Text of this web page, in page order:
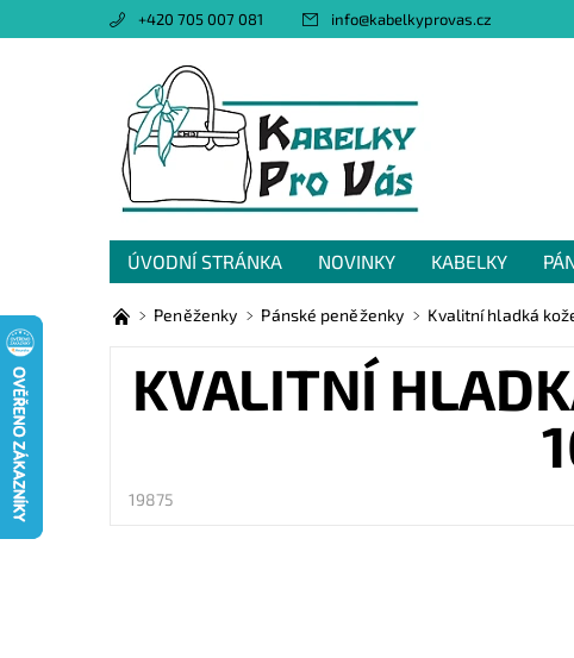
+420 705 007 081 info@kabelkyprovas.cz
ÚVODNÍ STRÁNKA NOVINKY KABELKY
OBCHODNÍ PODMÍNKY
GDPR NAPIŠTE NÁM
Peněženky Pánské peněženky Kvalitní hladká
KVALITNÍ
19875